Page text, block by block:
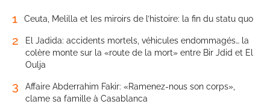
1 Ceuta, Melilla et les miroirs de l’histoire: la fin du statu quo
2
El Jadida: accidents mortels, véhicules endommagés… la
colère monte sur la «route de la mort» entre Bir Jdid et El
Oulja
3
Affaire Abderrahim Fakir: «Ramenez-nous son corps»,
clame sa famille à Casablanca